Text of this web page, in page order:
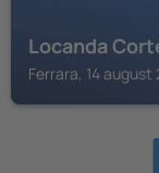
Locanda
Ferrara, 14